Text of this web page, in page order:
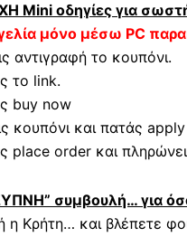
Mini οδηγίες για
μόνο μέσω PC
αντιγραφή το κουπόνι.
το link.
buy now
κουπόνι και πατάς apply
place order και
συμβουλή… για
η Κρήτη… και βλέπετε